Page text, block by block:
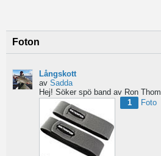
Foton
Långskott
av Sadda
Hej! Söker spö band av Ron Thompson. Är de bara
1
Foto